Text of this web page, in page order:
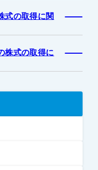
式の取得に関
株式の取得に